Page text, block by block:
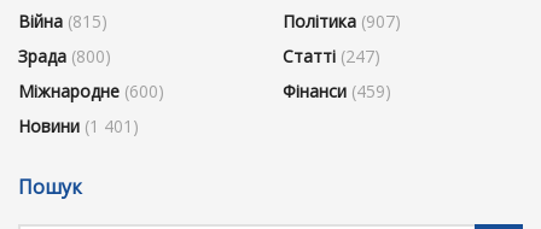
Війна (815)
Зрада (800)
Міжнародне (600)
Новини (1 401)
Політика (907)
Статті (247)
Фінанси (459)
Пошук